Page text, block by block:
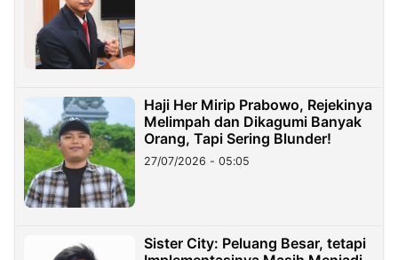
Haji Her Mirip Prabowo, Rejekinya
Melimpah dan Dikagumi Banyak
Orang, Tapi Sering Blunder!
27/07/2026 - 05:05
Sister City: Peluang Besar, tetapi